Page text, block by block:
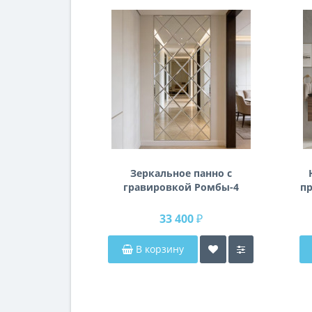
Зеркальное панно с
гравировкой Ромбы-4
33 400 ₽
В корзину